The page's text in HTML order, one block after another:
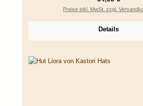
Preise inkl. MwSt. zzgl.
Details